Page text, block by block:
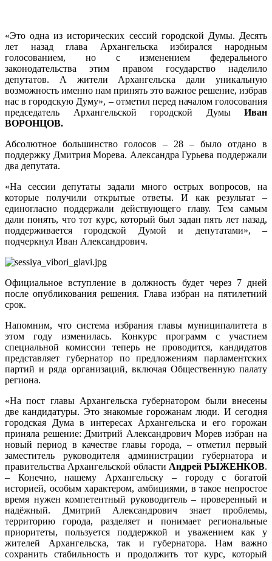
«Это одна из исторических сессий городской Думы. Десять
лет назад глава Архангельска избирался народным
голосованием, но с изменением федерального
законодательства этим правом государство наделило
депутатов. А жители Архангельска дали уникальную
возможность именно нам принять это важное решение, избрав
нас в городскую Думу», – отметил перед началом голосования
председатель Архангельской городской Думы Иван
ВОРОНЦОВ.
Абсолютное большинство голосов – 28 – было отдано в
поддержку Дмитрия Морева. Александра Гурьева поддержали
два депутата.
«На сессии депутаты задали много острых вопросов, на
которые получили открытые ответы. И как результат –
единогласно поддержали действующего главу. Тем самым
дали понять, что тот курс, который был задан пять лет назад,
поддерживается городской Думой и депутатами», –
подчеркнул Иван Александрович.
Официальное вступление в должность будет через 7 дней
после опубликования решения. Глава избран на пятилетний
срок.
Напомним, что система избрания главы муниципалитета в
этом году изменилась. Конкурс программ с участием
специальной комиссии теперь не проводится, кандидатов
представляет губернатор по предложениям парламентских
партий и ряда организаций, включая Общественную палату
региона.
«На пост главы Архангельска губернатором были внесены
две кандидатуры. Это знакомые горожанам люди. И сегодня
городская Дума в интересах Архангельска и его горожан
приняла решение: Дмитрий Александрович Морев избран на
новый период в качестве главы города, – отметил первый
заместитель руководителя администрации губернатора и
правительства Архангельской области Андрей РЫЖЕНКОВ.
– Конечно, нашему Архангельску – городу с богатой
историей, особым характером, амбициями, в такое непростое
время нужен компетентный руководитель – проверенный и
надёжный. Дмитрий Александрович знает проблемы,
территорию города, разделяет и понимает региональные
приоритеты, пользуется поддержкой и уважением как у
жителей Архангельска, так и губернатора. Нам важно
сохранить стабильность и продолжить тот курс, который